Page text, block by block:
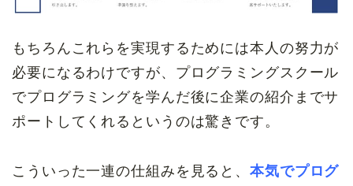
もちろんこれらを実現するためには本人の努力が
必要になるわけですが、プログラミングスクール
でプログラミングを学んだ後に企業の紹介までサ
ポートしてくれるというのは驚きです。
こういった一連の仕組みを見ると、本気でプログ